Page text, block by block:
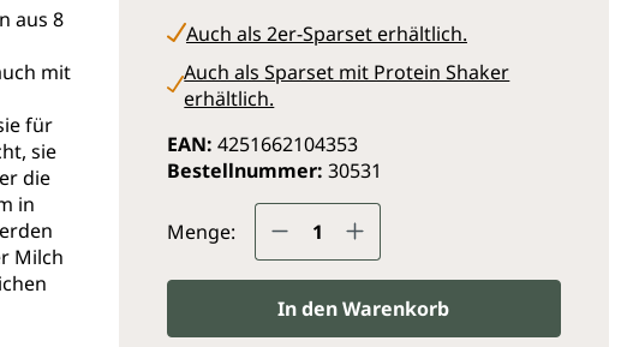
aus 8
mit
für
sie
die
in
Milch
Auch als 2er-Sparset erhältlich.
Auch als Sparset mit Protein Shaker
erhältlich.
EAN: 4251662104353
Bestellnummer: 30531
Menge: Produkt Anzahl: Gib den
In den Warenkorb